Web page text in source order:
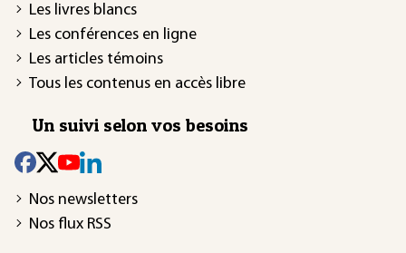
Les livres blancs
Les conférences en ligne
Les articles témoins
Tous les contenus en accès libre
Un suivi selon vos besoins
Nos newsletters
Nos flux RSS